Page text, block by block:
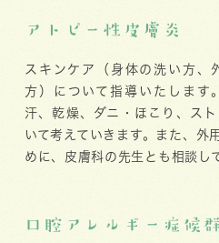
アトピー性皮膚炎
スキンケア（身体の洗い方、
方）について指導いたします
汗、乾燥、ダニ・ほこり、ス
いて考えていきます。また、外
めに、皮膚科の先生とも相談し
口腔アレルギー症候群